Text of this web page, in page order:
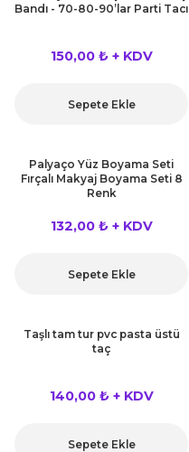
Süsleri (Halloween)
İlk dişim
Maskeleri
modelleri (süslü
Bandı - 70-80-90’lar Parti Tacı
150,00 ₺ + KDV
Sepete Ekle
Palyaço Yüz Boyama Seti
Fırçalı Makyaj Boyama Seti 8
Renk
132,00 ₺ + KDV
Sepete Ekle
Taşlı tam tur pvc pasta üstü
taç
140,00 ₺ + KDV
Sepete Ekle